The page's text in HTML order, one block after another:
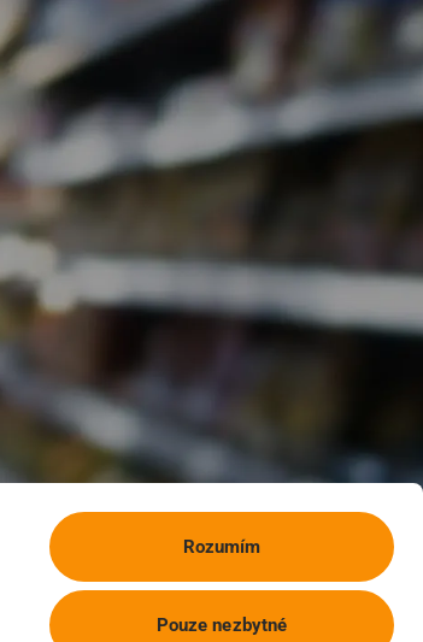
Rozumím
Pouze nezbytné